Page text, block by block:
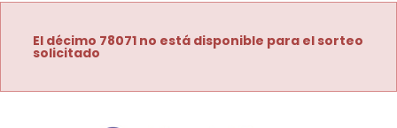
El décimo 78071 no está disponible para el sorteo
solicitado